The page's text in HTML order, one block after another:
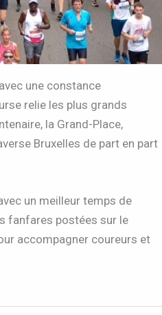
une constance
relie les plus grands
la Grand-Place,
Bruxelles de part en part
un meilleur temps de
fanfares postées sur le
accompagner coureurs et